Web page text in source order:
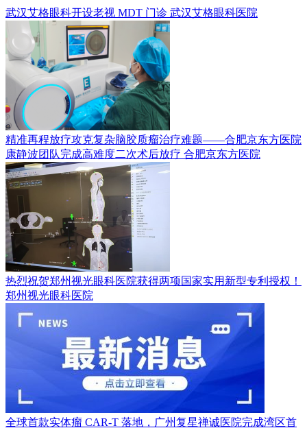
武汉艾格眼科开设老视 MDT 门诊 武汉艾格眼科医院
精准再程放疗攻克复杂脑胶质瘤治疗难题——合肥京东方医院
康静波团队完成高难度二次术后放疗 合肥京东方医院
热烈祝贺郑州视光眼科医院获得两项国家实用新型专利授权！
郑州视光眼科医院
全球首款实体瘤 CAR-T 落地，广州复星禅诚医院完成湾区首